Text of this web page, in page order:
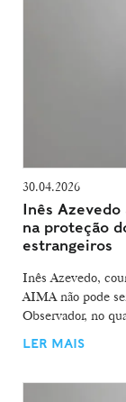
30.04.2026
Inês Azevedo
na proteção
estrangeiros
Inês Azevedo,
AIMA não pode
Observador, no
LER MAIS